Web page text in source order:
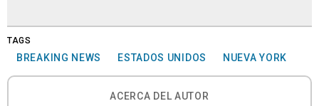
TAGS
BREAKING NEWS ESTADOS UNIDOS NUEVA YORK
ACERCA DEL AUTOR